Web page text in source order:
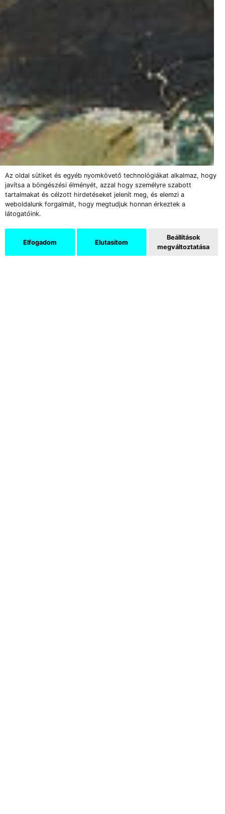
Az oldal sütiket és egyéb nyomkövető technológiákat alkalmaz, hogy
javítsa a böngészési élményét, azzal hogy személyre szabott
tartalmakat és célzott hirdetéseket jelenít meg, és elemzi a
weboldalunk forgalmát, hogy megtudjuk honnan érkeztek a
látogatóink.
Elfogadom Elutasítom
Beállítások
megváltoztatása